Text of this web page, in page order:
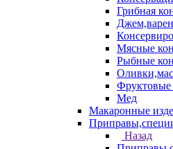
Грибная
Мясные
Рыбные
Фруктовые
Мед
Макаронные
Назад